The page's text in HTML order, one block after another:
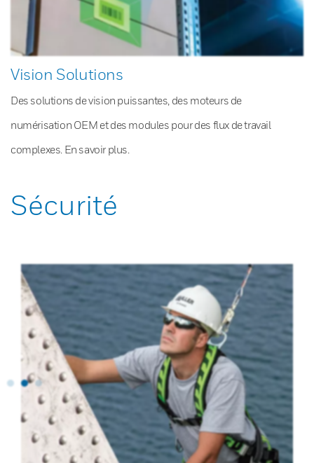
Vision Solutions
Des solutions de vision puissantes, des moteurs de
numérisation OEM et des modules pour des flux de travail
complexes. En savoir plus.
Sécurité